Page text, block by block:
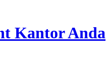
Kantor Anda